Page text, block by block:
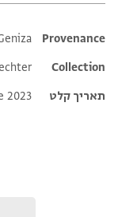
metadata
Provenance
Geniza
Collection
תאריך קלט
2023